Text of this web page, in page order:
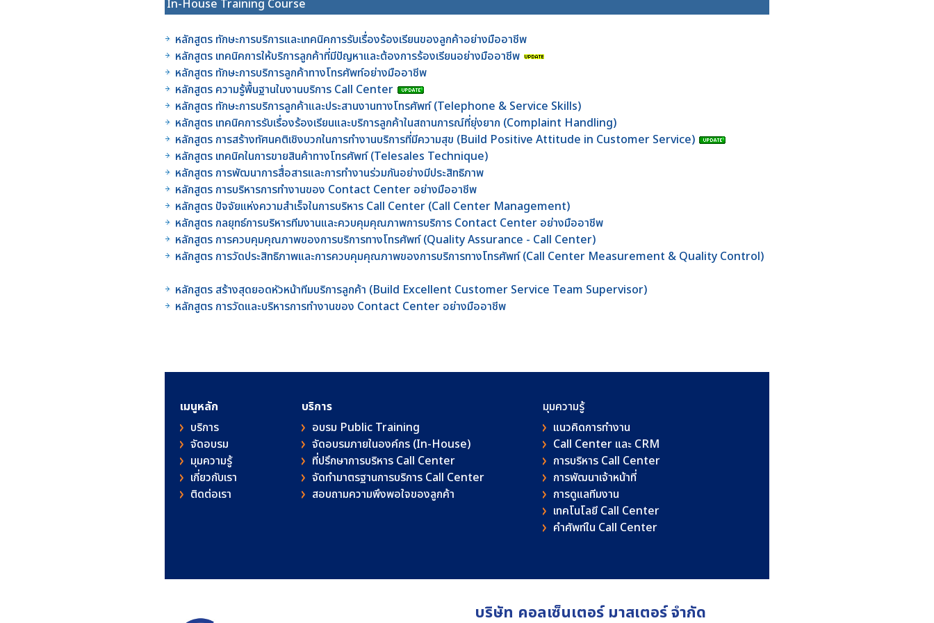
In-House Training Course
หลักสูตร ทักษะการบริการและเทคนิคการรับเรื่องร้องเรียนของลูกค้าอย่างมืออาชีพ
หลักสูตร เทคนิคการให้บริการลูกค้าที่มีปัญหาและต้องการร้องเรียนอย่างมืออาชีพ
หลักสูตร ทักษะการบริการลูกค้าทางโทรศัพท์อย่างมืออาชีพ
หลักสูตร ความรู้พื้นฐานในงานบริการ Call Center
หลักสูตร ทักษะการบริการลูกค้าและประสานงานทางโทรศัพท์ (Telephone & Service Skills)
หลักสูตร เทคนิคการรับเรื่องร้องเรียนและบริการลูกค้าในสถานการณ์ที่ยุ่งยาก (Complaint Handling)
หลักสูตร การสร้างทัศนคติเชิงบวกในการทำงานบริการที่มีความสุข (Build Positive Attitude in Customer Service)
หลักสูตร เทคนิคในการขายสินค้าทางโทรศัพท์ (Telesales Technique)
หลักสูตร การพัฒนาการสื่อสารและการทำงานร่วมกันอย่างมีประสิทธิภาพ
หลักสูตร การบริหารการทำงานของ Contact Center อย่างมืออาชีพ
หลักสูตร ปัจจัยแห่งความสำเร็จในการบริหาร Call Center (Call Center Management)
หลักสูตร กลยุทธ์การบริหารทีมงานและควบคุมคุณภาพการบริการ Contact Center อย่างมืออาชีพ
หลักสูตร การควบคุมคุณภาพของการบริการทางโทรศัพท์ (Quality Assurance - Call Center)
หลักสูตร การวัดประสิทธิภาพและการควบคุมคุณภาพของการบริการทางโทรศัพท์ (Call Center Measurement & Quality Control)
หลักสูตร สร้างสุดยอดหัวหน้าทีมบริการลูกค้า (Build Excellent Customer Service Team Supervisor)
หลักสูตร การวัดและบริหารการทำงานของ Contact Center อย่างมืออาชีพ
เมนูหลัก
บริการ
จัดอบรม
มุมความรู้
เกี่ยวกับเรา
ติดต่อเรา
บริการ
อบรม Public Training
จัดอบรมภายในองค์กร (In-House)
ที่ปรึกษาการบริหาร Call Center
จัดทำมาตรฐานการบริการ Call Center
สอบถามความพึงพอใจของลูกค้า
มุมความรู้
แนวคิดการทำงาน
Call Center และ CRM
การบริหาร Call Center
การพัฒนาเจ้าหน้าที่
การดูแลทีมงาน
เทคโนโลยี Call Center
คําศัพท์ใน Call Center
บริษัท คอลเซ็นเตอร์ มาสเตอร์ จำกัด